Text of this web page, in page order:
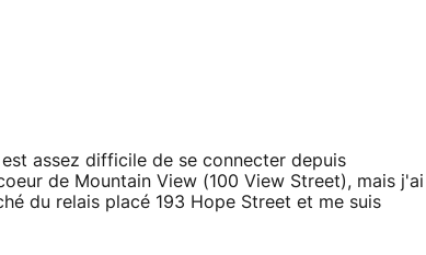
assez difficile de se connecter depuis
de Mountain View (100 View Street), mais j'ai
du relais placé 193 Hope Street et me suis